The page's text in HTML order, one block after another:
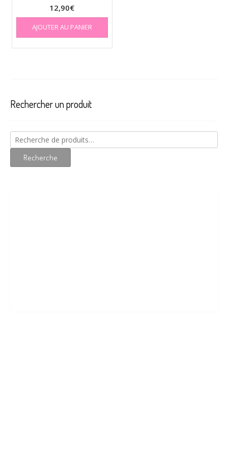
12,90€
AJOUTER AU PANIER
Rechercher un produit
Recherche
pour :
Recherche